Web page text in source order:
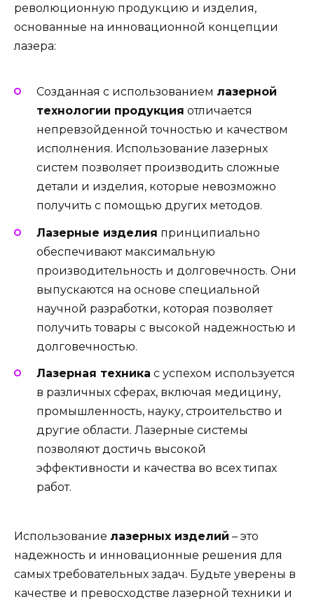
революционную продукцию и изделия,
основанные на инновационной концепции
лазера:
Созданная с использованием лазерной
технологии продукция отличается
непревзойденной точностью и качеством
исполнения. Использование лазерных
систем позволяет производить сложные
детали и изделия, которые невозможно
получить с помощью других методов.
Лазерные изделия принципиально
обеспечивают максимальную
производительность и долговечность. Они
выпускаются на основе специальной
научной разработки, которая позволяет
получить товары с высокой надежностью и
долговечностью.
Лазерная техника с успехом используется
в различных сферах, включая медицину,
промышленность, науку, строительство и
другие области. Лазерные системы
позволяют достичь высокой
эффективности и качества во всех типах
работ.
Использование лазерных изделий – это
надежность и инновационные решения для
самых требовательных задач. Будьте уверены в
качестве и превосходстве лазерной техники и